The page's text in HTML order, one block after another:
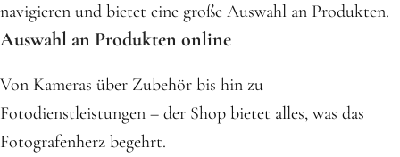
navigieren und bietet eine große Auswahl an Produkten.
Auswahl an Produkten online
Von Kameras über Zubehör bis hin zu
Fotodienstleistungen – der Shop bietet alles, was das
Fotografenherz begehrt.